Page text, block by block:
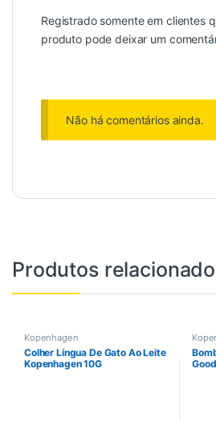
Registrado somente em clientes
produto pode deixar um
Não há comentários ainda.
Produtos
Kopenhagen
Colher Língua De Gato Ao Leite
Kopenhagen 10G